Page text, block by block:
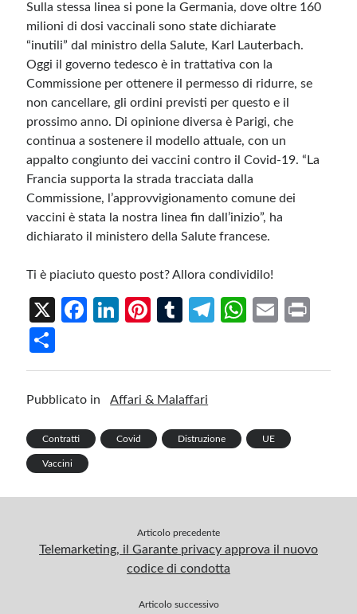
Sulla stessa linea si pone la Germania, dove oltre 160
milioni di dosi vaccinali sono state dichiarate
“inutili” dal ministro della Salute, Karl Lauterbach.
Oggi il governo tedesco è in trattativa con la
Commissione per ottenere il permesso di ridurre, se
non cancellare, gli ordini previsti per questo e il
prossimo anno. Di opinione diversa è Parigi, che
continua a sostenere il modello attuale, con un
appalto congiunto dei vaccini contro il Covid-19. “La
Francia supporta la strada tracciata dalla
Commissione, l’approvvigionamento comune dei
vaccini è stata la nostra linea fin dall’inizio”, ha
dichiarato il ministero della Salute francese.
Ti è piaciuto questo post? Allora condividilo!
X
Fa
o
k
Li
n
Pi
t
T
r
Te
W
p
E
h
ar
Pubblicato in Affari & Malaffari
Contratti Covid Distruzione UE
Vaccini
Articolo precedente
Telemarketing, il Garante privacy approva il nuovo
codice di condotta
Articolo successivo